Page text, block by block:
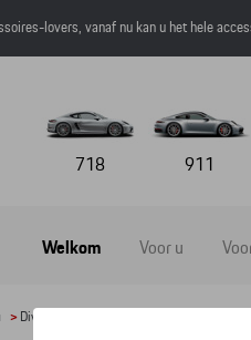
lovers, vanaf nu kan u het hele
718 911
Welkom Voor u
> Divers